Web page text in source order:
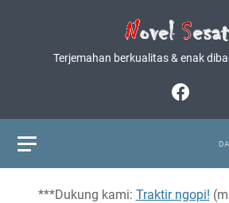
Terjemahan berkualitas & enak
***Dukung kami: Traktir ngopi!